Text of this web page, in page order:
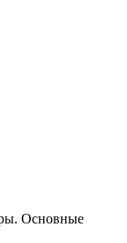
Основные